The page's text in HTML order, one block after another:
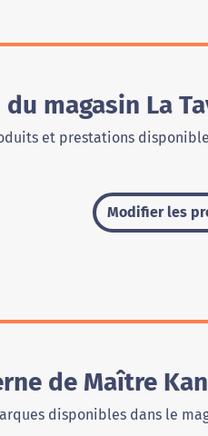
magasin La
et prestations
Modifier les
de Maître
disponibles dans le